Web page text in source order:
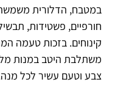
במטבח, הדלורית משמשת
חורפיים, פשטידות,
קינוחים. בזכות טעמה
משתלבת היטב במנות
צבע וטעם עשיר לכל